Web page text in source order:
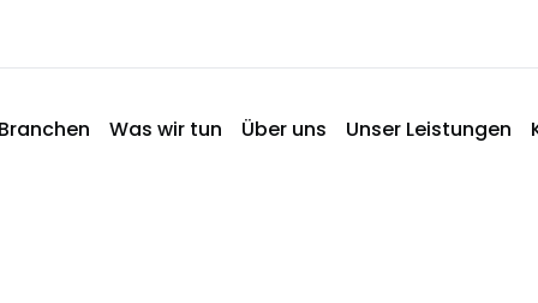
Branchen Was wir tun Über uns Unser Leistungen